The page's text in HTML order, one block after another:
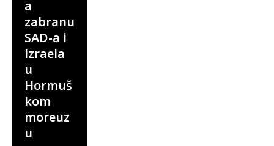
a
zabranu
SAD-a i
Izraela
u
Hormuš
kom
moreuz
u